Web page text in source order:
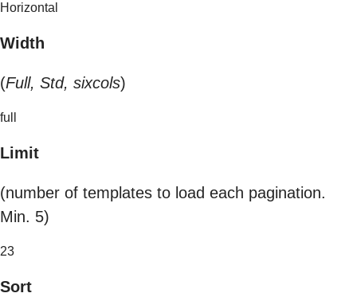
Horizontal
Width
(Full, Std, sixcols)
full
Limit
(number of templates to load each pagination.
Min. 5)
23
Sort